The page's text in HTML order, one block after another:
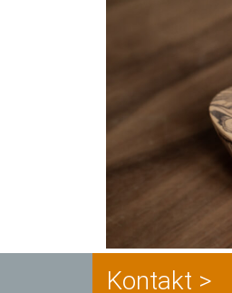
Kontakt >